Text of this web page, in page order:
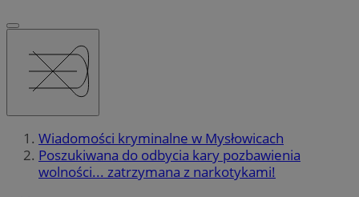
Wiadomości kryminalne w Mysłowicach
Poszukiwana do odbycia kary pozbawienia
wolności... zatrzymana z narkotykami!